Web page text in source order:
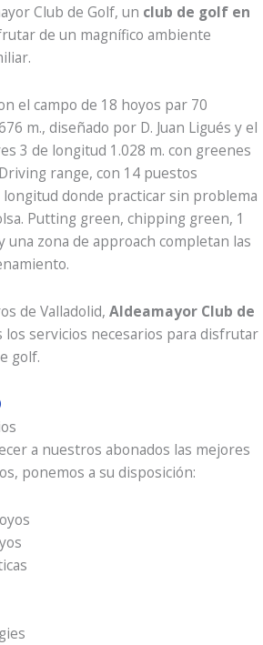
Club de Golf, un club de golf en
de un magnífico ambiente
el campo de 18 hoyos par 70
m., diseñado por D. Juan Ligués y el
3 de longitud 1.028 m. con greenes
range, con 14 puestos
donde practicar sin problema
Putting green, chipping green, 1
una zona de approach completan las
de Valladolid, Aldeamayor Club de
los servicios necesarios para disfrutar
golf.
a nuestros abonados las mejores
ponemos a su disposición: